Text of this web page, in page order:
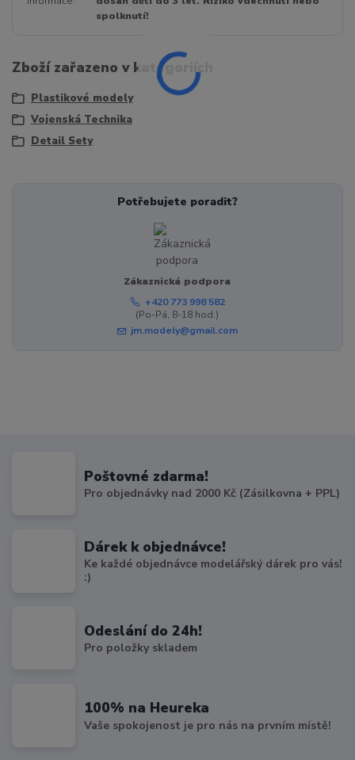
spolknutí!
Zboží zařazeno v kategoriích
Plastikové modely
Vojenská Technika
Detail Sety
Potřebujete poradit?
Zákaznická podpora
+420 773 998 582
(Po-Pá, 8-18 hod.)
jm.modely@gmail.com
Poštovné zdarma!
Pro objednávky nad 2000 Kč (Zásilkovna + PPL)
Dárek k objednávce!
Ke každé objednávce modelářský dárek pro vás!
:)
Odeslání do 24h!
Pro položky skladem
100% na Heureka
Vaše spokojenost je pro nás na prvním místě!